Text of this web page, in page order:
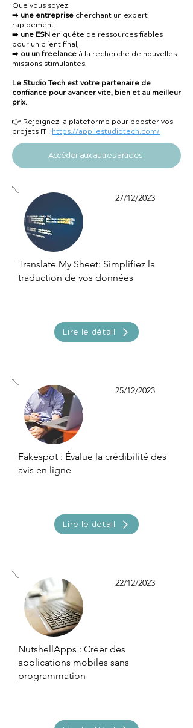
Que vous soyez
➡️ une entreprise cherchant un expert
rapidement,
➡️ une ESN en quête de ressources fiables
pour un client final,
➡️ ou un freelance à la recherche de nouvelles
missions stimulantes,
Le Studio Tech est votre partenaire de
confiance pour avancer vite, bien et au meilleur
prix.
👉 Rejoignez la plateforme pour booster vos
projets IT : https://app.lestudiotech.com/
Accéder aux autres articles
27/12/2023
Translate My Sheet: Simplifiez la
traduction de vos données
Lire le détail
25/12/2023
Fakespot : Évalue la crédibilité des
avis en ligne
Lire le détail
22/12/2023
NutshellApps : Créer des
applications mobiles sans
programmation